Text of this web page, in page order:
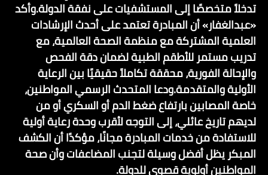
تدخلاً متخصصًا إلى المستشفيات على نفقة الدولة.وأكد
«عبدالغفار» أن المبادرة تعتمد على أحدث الإرشادات
العلمية المشتركة مع منظمة الصحة العالمية، مع
تدريب مستمر للأطقم الطبية لضمان دقة الفحص
والإحالة الفورية، محققة تكاملاً حقيقيًا بين الرعاية
الأولية والمتقدمة.ودعا المتحدث الرسمي المواطنين،
خاصة المصابين بارتفاع ضغط الدم أو السكري أو من
لديهم تاريخ عائلي، إلى التوجه لأقرب وحدة رعاية أولية
للاستفادة من خدمات المبادرة مجانًا، مؤكدًا أن الكشف
المبكر يظل أفضل وسيلة لتجنب المضاعفات وأن صحة
المواطنين أولوية قصوى للدولة.